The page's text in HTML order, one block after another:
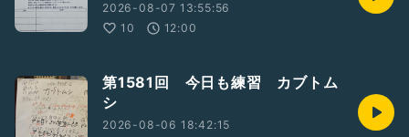
2026-08-07 13:55:56
10
12:00
第1581回 今日も練習 カブトム
シ
2026-08-06 18:42:15